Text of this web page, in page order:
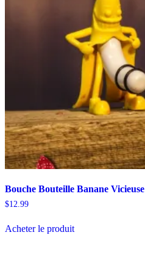
Bouche Bouteille Banane Vicieuse
$12.99
Acheter le produit